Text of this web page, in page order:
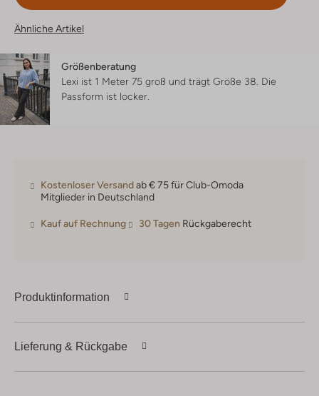
Ähnliche Artikel
Größenberatung
Lexi ist 1 Meter 75 groß und trägt Größe 38. Die
Passform ist locker
Kostenloser Versandab € 75 für Club-Omoda
Mitglieder in Deutschland
Kauf auf Rechnung 30 Tagen Rückgaberecht
Produktinformation
Lieferung & Rückgabe